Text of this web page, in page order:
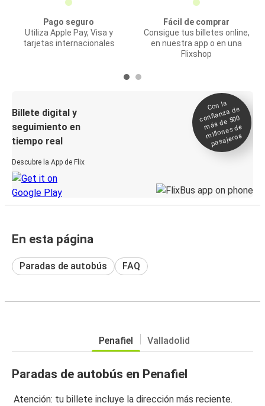
Pago seguro
Utiliza Apple Pay, Visa y
tarjetas internacionales
Fácil de comprar
Consigue tus billetes online,
en nuestra app o en una
Flixshop
Billete digital y
seguimiento en
tiempo real
Descubre la App de Flix
Con la
confianza de
más de 500
millones de
pasajeros
En esta página
Paradas de autobús FAQ
Penafiel Valladolid
Paradas de autobús en Penafiel
Atención: tu billete incluye la dirección más reciente.